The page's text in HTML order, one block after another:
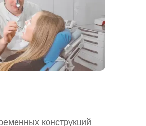
конструкций